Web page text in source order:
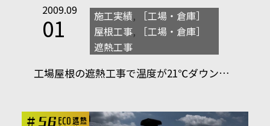
2009.09
01 施工実績,
［工場・倉庫］
屋根工事,
［工場・倉庫］
遮熱工事
工場屋根の遮熱工事で温度が21℃ダウン…